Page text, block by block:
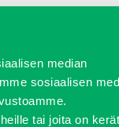
median
sosiaalisen
tai joita on
Jälleenmyyjät